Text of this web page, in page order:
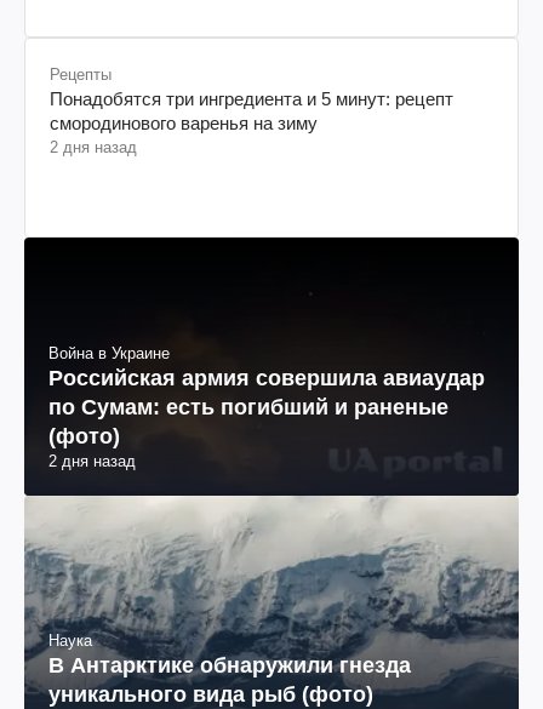
Рецепты
Понадобятся три ингредиента и 5 минут: рецепт
смородинового варенья на зиму
2 дня назад
Война в Украине
Российская армия совершила авиаудар
по Сумам: есть погибший и раненые
(фото)
2 дня назад
Наука
В Антарктике обнаружили гнезда
уникального вида рыб (фото)